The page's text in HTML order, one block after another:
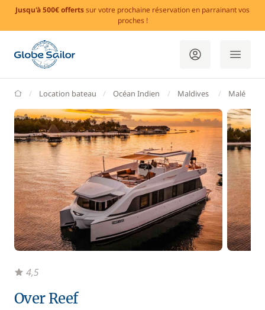
Jusqu'à 500€ offertssur votre prochaine réservation en parrainant vos
proches !
GlobeSailor
Location bateau Océan Indien Maldives Malé
Over Reef
4,5